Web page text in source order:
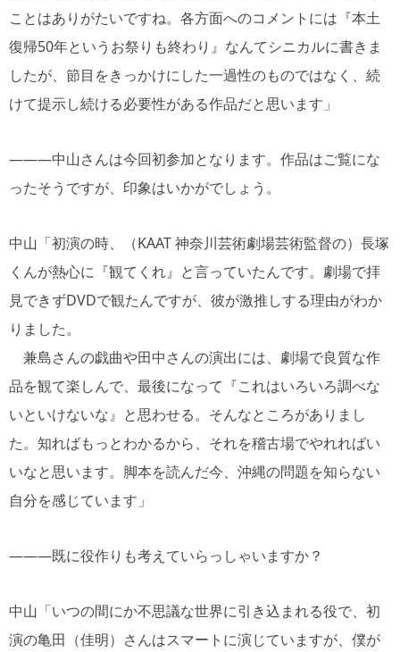
ことはありがたいですね。各方面へのコメントには『本土
復帰50年というお祭りも終わり』なんてシニカルに書きま
したが、節目をきっかけにした一過性のものではなく、続
けて提示し続ける必要性がある作品だと思います」
―――中山さんは今回初参加となります。作品はご覧にな
ったそうですが、印象はいかがでしょう。
中山「初演の時、（KAAT 神奈川芸術劇場芸術監督の）長塚
くんが熱心に『観てくれ』と言っていたんです。劇場で拝
見できずDVDで観たんですが、彼が激推しする理由がわか
りました。
兼島さんの戯曲や田中さんの演出には、劇場で良質な作
品を観て楽しんで、最後になって『これはいろいろ調べな
いといけないな』と思わせる。そんなところがありまし
た。知ればもっとわかるから、それを稽古場でやれればい
いなと思います。脚本を読んだ今、沖縄の問題を知らない
自分を感じています」
―――既に役作りも考えていらっしゃいますか？
中山「いつの間にか不思議な世界に引き込まれる役で、初
演の亀田（佳明）さんはスマートに演じていますが、僕が